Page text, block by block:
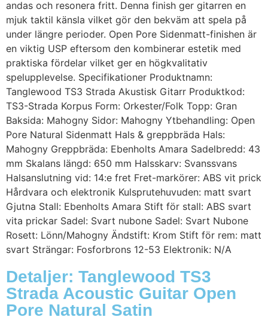
andas och resonera fritt. Denna finish ger gitarren en
mjuk taktil känsla vilket gör den bekväm att spela på
under längre perioder. Open Pore Sidenmatt-finishen är
en viktig USP eftersom den kombinerar estetik med
praktiska fördelar vilket ger en högkvalitativ
spelupplevelse. Specifikationer Produktnamn:
Tanglewood TS3 Strada Akustisk Gitarr Produktkod:
TS3-Strada Korpus Form: Orkester/Folk Topp: Gran
Baksida: Mahogny Sidor: Mahogny Ytbehandling: Open
Pore Natural Sidenmatt Hals & greppbräda Hals:
Mahogny Greppbräda: Ebenholts Amara Sadelbredd: 43
mm Skalans längd: 650 mm Halsskarv: Svanssvans
Halsanslutning vid: 14:e fret Fret-markörer: ABS vit prick
Hårdvara och elektronik Kulsprutehuvuden: matt svart
Gjutna Stall: Ebenholts Amara Stift för stall: ABS svart
vita prickar Sadel: Svart nubone Sadel: Svart Nubone
Rosett: Lönn/Mahogny Ändstift: Krom Stift för rem: matt
svart Strängar: Fosforbrons 12-53 Elektronik: N/A
Detaljer: Tanglewood TS3
Strada Acoustic Guitar Open
Pore Natural Satin